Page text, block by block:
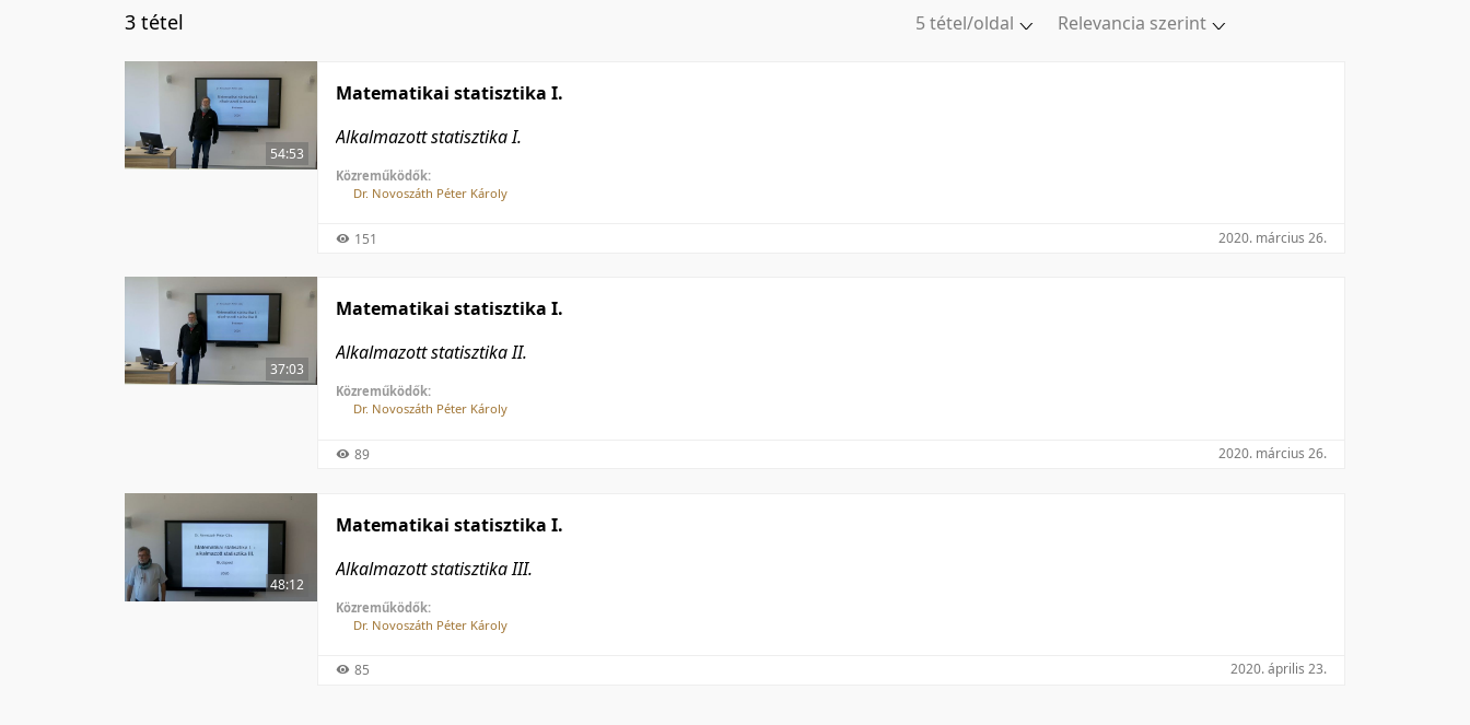
Relevancia szerint
3 tétel
5 tétel/oldal
54:53
Matematikai statisztika I.
Alkalmazott statisztika I.
Közreműködők:
Dr. Novoszáth Péter Károly
151 2020. március 26.
37:03
Matematikai statisztika I.
Alkalmazott statisztika II.
Közreműködők:
Dr. Novoszáth Péter Károly
89 2020. március 26.
48:12
Matematikai statisztika I.
Alkalmazott statisztika III.
Közreműködők:
Dr. Novoszáth Péter Károly
85 2020. április 23.